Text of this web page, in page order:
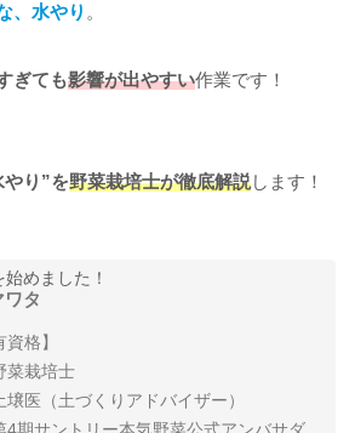
、水やり 。
ぎても影響が出やすい作業です！
り”を野菜栽培士が徹底解説します！
めました！
ワタ
資格】
菜栽培士
医（土づくりアドバイザー）